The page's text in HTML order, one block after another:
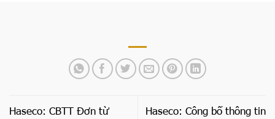
Haseco: CBTT Đơn từ
Haseco: Công bố thông tin